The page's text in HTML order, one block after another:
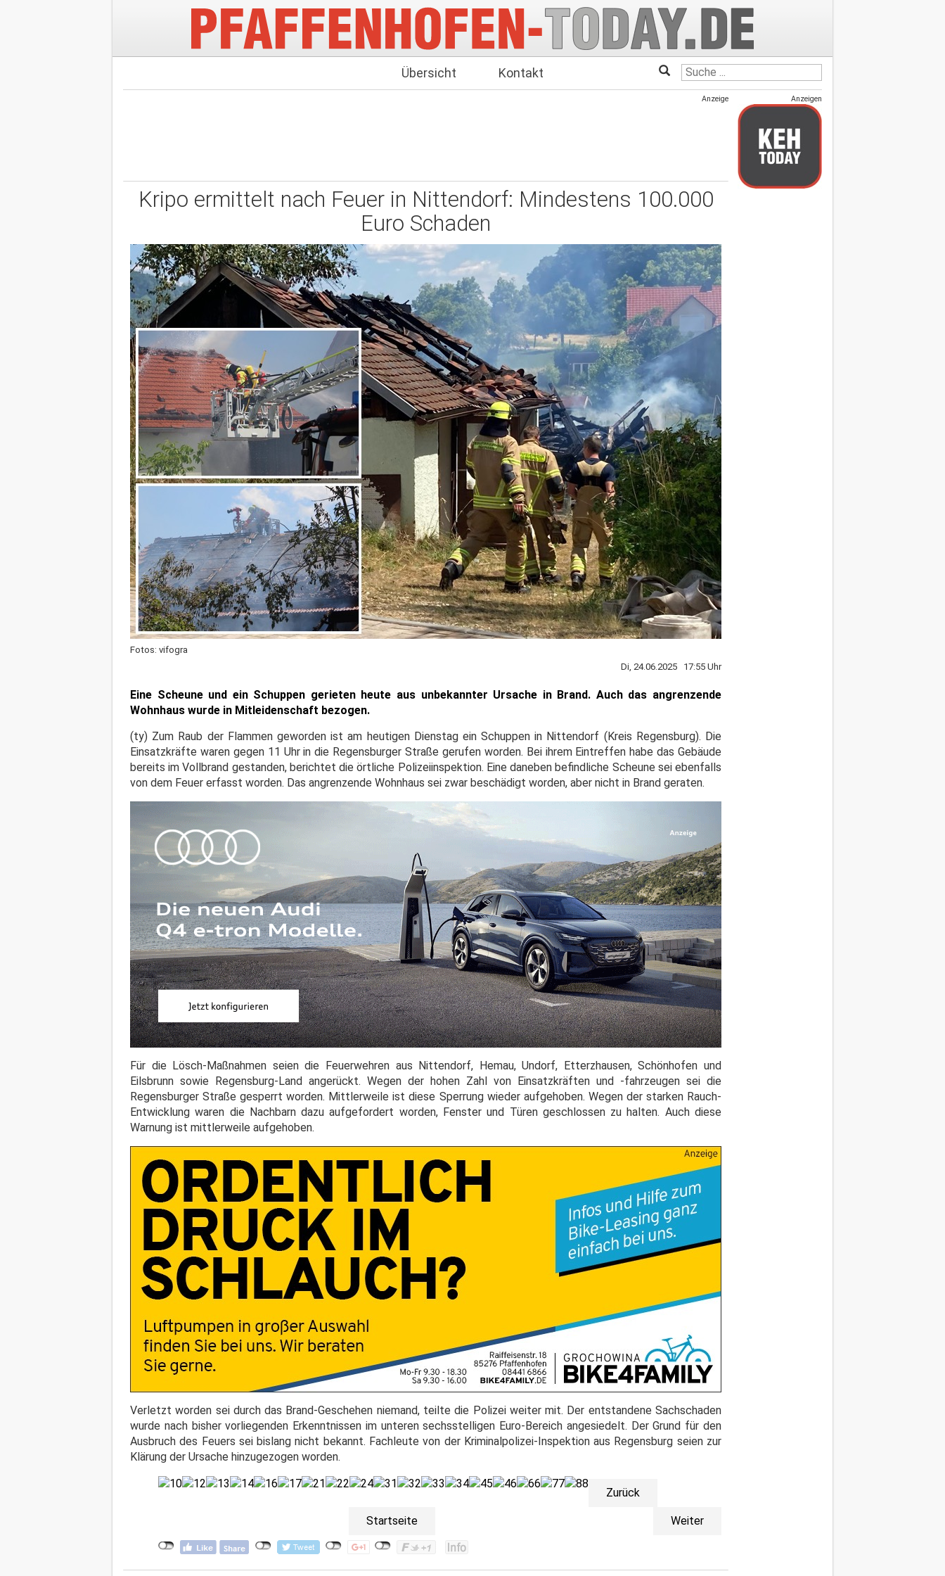
Übersicht Kontakt
Anzeige
Kripo ermittelt nach Feuer in Nittendorf: Mindestens 100.000
Euro Schaden
Fotos: vifogra
Di, 24.06.2025 17:55 Uhr
Eine Scheune und ein Schuppen gerieten heute aus unbekannter Ursache in Brand. Auch das angrenzende
Wohnhaus wurde in Mitleidenschaft bezogen.
(ty) Zum Raub der Flammen geworden ist am heutigen Dienstag ein Schuppen in Nittendorf (Kreis Regensburg). Die
Einsatzkräfte waren gegen 11 Uhr in die Regensburger Straße gerufen worden. Bei ihrem Eintreffen habe das Gebäude
bereits im Vollbrand gestanden, berichtet die örtliche Polizeiinspektion. Eine daneben befindliche Scheune sei ebenfalls
von dem Feuer erfasst worden. Das angrenzende Wohnhaus sei zwar beschädigt worden, aber nicht in Brand geraten.
Für die Lösch-Maßnahmen seien die Feuerwehren aus Nittendorf, Hemau, Undorf, Etterzhausen, Schönhofen und
Eilsbrunn sowie Regensburg-Land angerückt. Wegen der hohen Zahl von Einsatzkräften und -fahrzeugen sei die
Regensburger Straße gesperrt worden. Mittlerweile ist diese Sperrung wieder aufgehoben. Wegen der starken Rauch-
Entwicklung waren die Nachbarn dazu aufgefordert worden, Fenster und Türen geschlossen zu halten. Auch diese
Warnung ist mittlerweile aufgehoben.
Verletzt worden sei durch das Brand-Geschehen niemand, teilte die Polizei weiter mit. Der entstandene Sachschaden
wurde nach bisher vorliegenden Erkenntnissen im unteren sechsstelligen Euro-Bereich angesiedelt. Der Grund für den
Ausbruch des Feuers sei bislang nicht bekannt. Fachleute von der Kriminalpolizei-Inspektion aus Regensburg seien zur
Klärung der Ursache hinzugezogen worden.
Zurück
Startseite Weiter
Anzeigen